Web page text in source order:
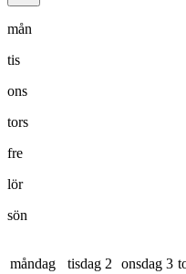
mån
tis
ons
tors
fre
lör
sön
måndag
tisdag 2
onsdag 3